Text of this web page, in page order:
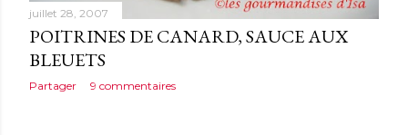
juillet 28, 2007
POITRINES DE CANARD, SAUCE AUX
BLEUETS
Partager 9 commentaires